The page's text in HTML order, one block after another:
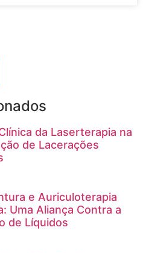
da Laserterapia na
de Lacerações
e Auriculoterapia
Uma Aliança Contra a
de Líquidos